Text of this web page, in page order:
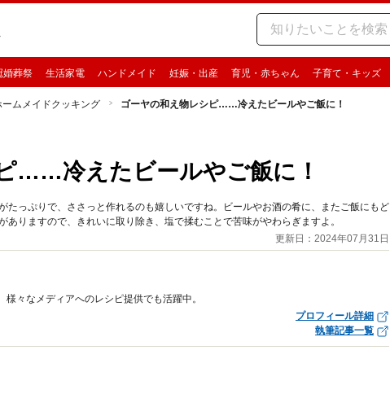
婚葬祭 生活家電 ハンドメイド 妊娠・出産 育児・赤ちゃん 子育て・キッズ
ームメイドクッキング ゴーヤの和え物レシピ……冷えたビールやご飯に！
……冷えたビールやご飯に！
たっぷりで、ささっと作れるのも嬉しいですね。ビールやお酒の肴に、またご飯にもど
りますので、きれいに取り除き、塩で揉むことで苦味がやわらぎますよ。
更新日：2024年07月31日
々なメディアへのレシピ提供でも活躍中。
プロフィール詳細
執筆記事一覧